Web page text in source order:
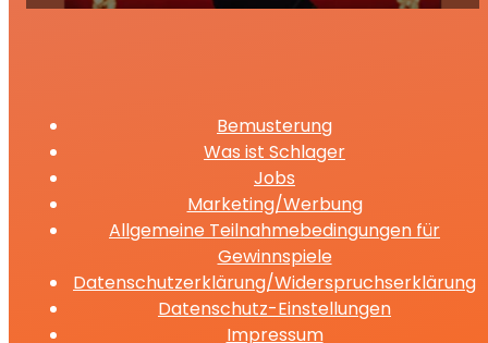
Bemusterung
Was ist Schlager
Jobs
Marketing/Werbung
Allgemeine Teilnahmebedingungen für
Gewinnspiele
Datenschutzerklärung/Widerspruchserklärung
Datenschutz-Einstellungen
Impressum